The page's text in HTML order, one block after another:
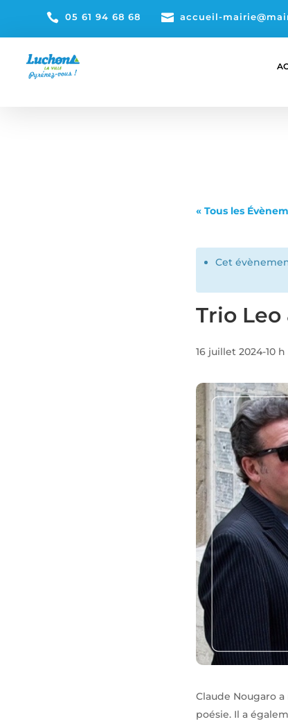
 05 61 94 68 68  accueil-
« Tous les
Cet
Trio Leo
16 juillet 2024-10
Claude Nougaro
poésie. Il a